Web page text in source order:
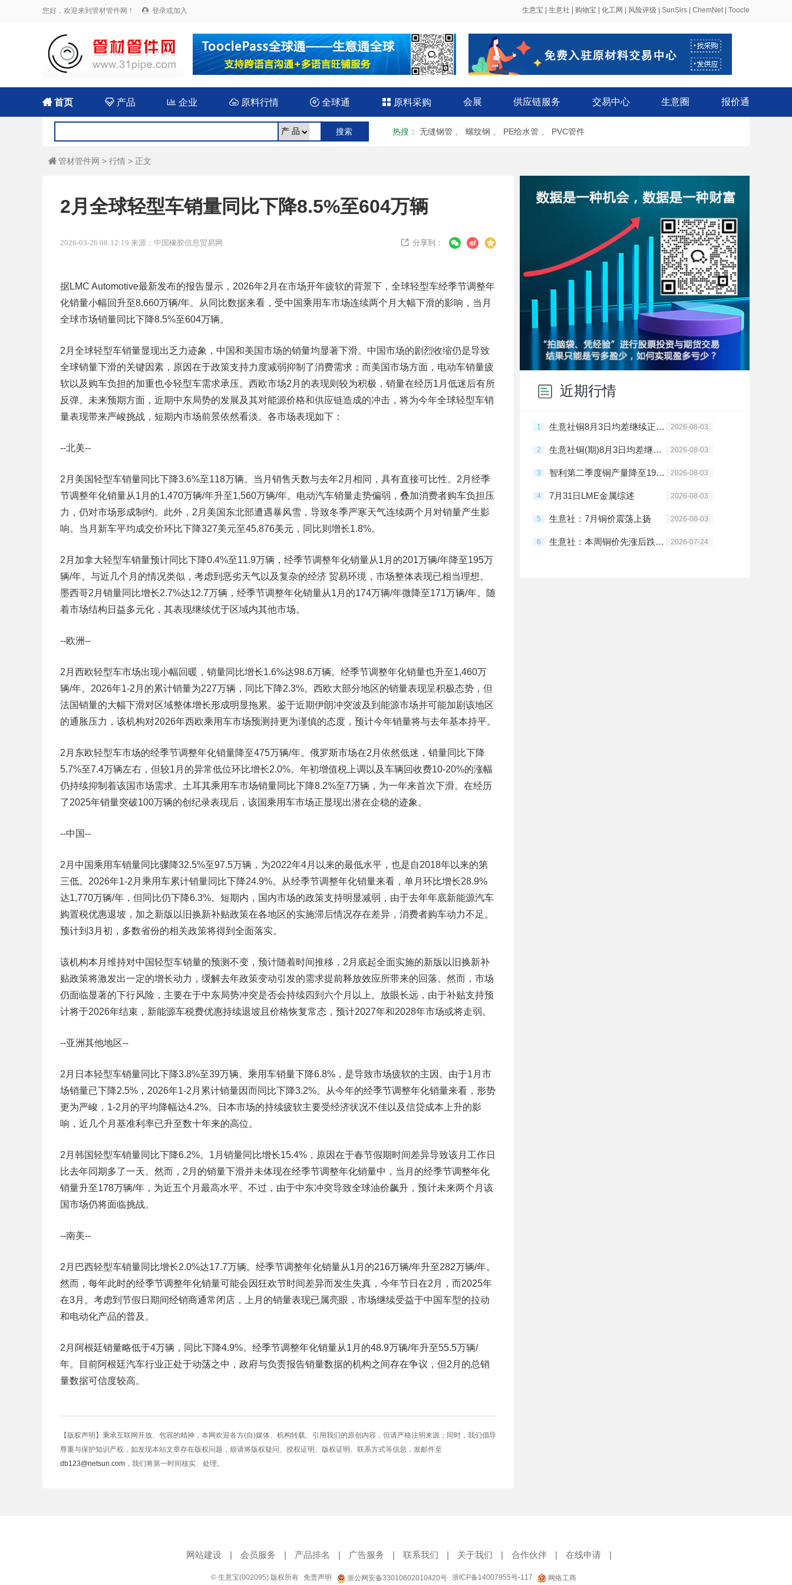
您好，欢迎来到管材管件网！  登录或加入 生意宝 生意社 购物宝 化工网 风险评级 SunSirs ChemNet| Toocle
首页 产品  企业 原料行情  全球通  原料采购 会展 供应链服务 交易中心 生意圈 报价通
热搜 ： 无缝钢管 螺纹钢 PE给水管 PVC管件
 管材管件网 > 行情 > 正文
2月全球轻型车销量同比下降8.5%至604万辆
2026-03-26 08:12:19 来源：中国橡胶信息贸易网  分享到：
据LMC Automotive最新发布的报告显示，2026年2月在市场开年疲软的背景下，全球轻型车经季节调整年
化销量小幅回升至8,660万辆/年。从同比数据来看，受中国乘用车市场连续两个月大幅下滑的影响，当月
全球市场销量同比下降8.5%至604万辆。
2月全球轻型车销量显现出乏力迹象，中国和美国市场的销量均显著下滑。中国市场的剧烈收缩仍是导致
全球销量下滑的关键因素，原因在于政策支持力度减弱抑制了消费需求；而美国市场方面，电动车销量疲
软以及购车负担的加重也令轻型车需求承压。西欧市场2月的表现则较为积极，销量在经历1月低迷后有所
反弹。未来预期方面，近期中东局势的发展及其对能源价格和供应链造成的冲击，将为今年全球轻型车销
量表现带来严峻挑战，短期内市场前景依然看淡。各市场表现如下：
--北美--
2月美国轻型车销量同比下降3.6%至118万辆。当月销售天数与去年2月相同，具有直接可比性。2月经季
节调整年化销量从1月的1,470万辆/年升至1,560万辆/年。电动汽车销量走势偏弱，叠加消费者购车负担压
力，仍对市场形成制约。此外，2月美国东北部遭遇暴风雪，导致冬季严寒天气连续两个月对销量产生影
响。当月新车平均成交价环比下降327美元至45,876美元，同比则增长1.8%。
2月加拿大轻型车销量预计同比下降0.4%至11.9万辆，经季节调整年化销量从1月的201万辆/年降至195万
辆/年。与近几个月的情况类似，考虑到恶劣天气以及复杂的经济 贸易环境，市场整体表现已相当理想。
墨西哥2月销量同比增长2.7%达12.7万辆，经季节调整年化销量从1月的174万辆/年微降至171万辆/年。随
着市场结构日益多元化，其表现继续优于区域内其他市场。
--欧洲--
2月西欧轻型车市场出现小幅回暖，销量同比增长1.6%达98.6万辆。经季节调整年化销量也升至1,460万
辆/年。2026年1-2月的累计销量为227万辆，同比下降2.3%。西欧大部分地区的销量表现呈积极态势，但
法国销量的大幅下滑对区域整体增长形成明显拖累。鉴于近期伊朗冲突波及到能源市场并可能加剧该地区
的通胀压力，该机构对2026年西欧乘用车市场预测持更为谨慎的态度，预计今年销量将与去年基本持平。
2月东欧轻型车市场的经季节调整年化销量降至475万辆/年。俄罗斯市场在2月依然低迷，销量同比下降
5.7%至7.4万辆左右，但较1月的异常低位环比增长2.0%。年初增值税上调以及车辆回收费10-20%的涨幅
仍持续抑制着该国市场需求。土耳其乘用车市场销量同比下降8.2%至7万辆，为一年来首次下滑。在经历
了2025年销量突破100万辆的创纪录表现后，该国乘用车市场正显现出潜在企稳的迹象。
--中国--
2月中国乘用车销量同比骤降32.5%至97.5万辆，为2022年4月以来的最低水平，也是自2018年以来的第
三低。2026年1-2月乘用车累计销量同比下降24.9%。从经季节调整年化销量来看，单月环比增长28.9%
达1,770万辆/年，但同比仍下降6.3%。短期内，国内市场的政策支持明显减弱，由于去年年底新能源汽车
购置税优惠退坡，加之新版以旧换新补贴政策在各地区的实施滞后情况存在差异，消费者购车动力不足。
预计到3月初，多数省份的相关政策将得到全面落实。
该机构本月维持对中国轻型车销量的预测不变，预计随着时间推移，2月底起全面实施的新版以旧换新补
贴政策将激发出一定的增长动力，缓解去年政策变动引发的需求提前释放效应所带来的回落。然而，市场
仍面临显著的下行风险，主要在于中东局势冲突是否会持续四到六个月以上。放眼长远，由于补贴支持预
计将于2026年结束，新能源车税费优惠持续退坡且价格恢复常态，预计2027年和2028年市场或将走弱。
--亚洲其他地区--
2月日本轻型车销量同比下降3.8%至39万辆。乘用车销量下降6.8%，是导致市场疲软的主因。由于1月市
场销量已下降2.5%，2026年1-2月累计销量因而同比下降3.2%。从今年的经季节调整年化销量来看，形势
更为严峻，1-2月的平均降幅达4.2%。日本市场的持续疲软主要受经济状况不佳以及信贷成本上升的影
响，近几个月基准利率已升至数十年来的高位。
2月韩国轻型车销量同比下降6.2%。1月销量同比增长15.4%，原因在于春节假期时间差异导致该月工作日
比去年同期多了一天。然而，2月的销量下滑并未体现在经季节调整年化销量中，当月的经季节调整年化
销量升至178万辆/年，为近五个月最高水平。不过，由于中东冲突导致全球油价飙升，预计未来两个月该
国市场仍将面临挑战。
--南美--
2月巴西轻型车销量同比增长2.0%达17.7万辆。经季节调整年化销量从1月的216万辆/年升至282万辆/年。
然而，每年此时的经季节调整年化销量可能会因狂欢节时间差异而发生失真，今年节日在2月，而2025年
在3月。考虑到节假日期间经销商通常闭店，上月的销量表现已属亮眼，市场继续受益于中国车型的拉动
和电动化产品的普及。
2月阿根廷销量略低于4万辆，同比下降4.9%。经季节调整年化销量从1月的48.9万辆/年升至55.5万辆/
年。目前阿根廷汽车行业正处于动荡之中，政府与负责报告销量数据的机构之间存在争议，但2月的总销
量数据可信度较高。
【版权声明】秉承互联网开放、包容的精神，本网欢迎各方(自)媒体、机构转载、引用我们的原创内容，但请严格注明来源；同时，我们倡导
尊重与保护知识产权，如发现本站文章存在版权问题，烦请将版权疑问、授权证明、版权证明、联系方式等信息，发邮件至
db123@netsun.com ，我们将第一时间核实、处理。
近期行情
1 生意社铜8月3日均差继续正向缩小为303.00元/吨 2026-08-03
2 生意社铜(期)8月3日均差继续正向缩小为303.00元/吨 2026-08-03
3 智利第二季度铜产量降至19年来最低水平 2026-08-03
4 7月31日LME金属综述 2026-08-03
5 生意社：7月铜价震荡上扬 2026-08-03
6 生意社：本周铜价先涨后跌（7.20-7.24） 2026-07-24
网站建设 | 会员服务 | 产品排名 | 广告服务 | 联系我们 | 关于我们 | 合作伙伴 | 在线申请 |
© 生意宝(002095) 版权所有 免责声明 浙公网安备33010602010420号 浙ICP备14007955号-117 网络工商